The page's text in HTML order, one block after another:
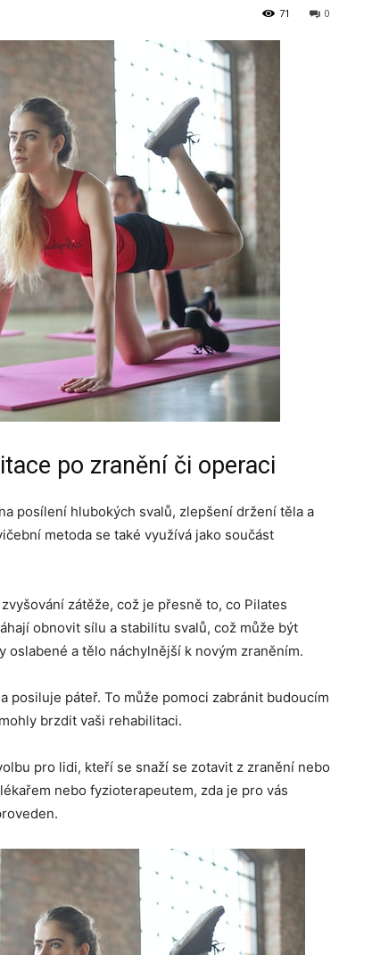
0
71
po zranění či operaci
posílení hlubokých svalů, zlepšení držení těla a
metoda se také využívá jako součást
zátěže, což je přesně to, co Pilates
obnovit sílu a stabilitu svalů, což může být
a tělo náchylnější k novým zraněním.
posiluje páteř. To může pomoci zabránit budoucím
brzdit vaši rehabilitaci.
pro lidi, kteří se snaží se zotavit z zranění nebo
nebo fyzioterapeutem, zda je pro vás